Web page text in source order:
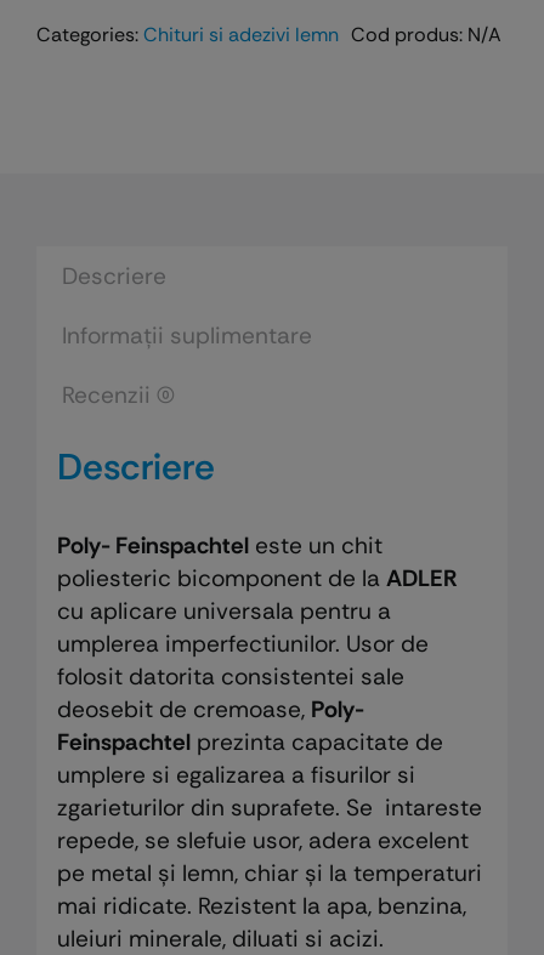
Poly-
Categories:Chituri si adezivi lemn Cod produs: N/A
Descriere
Informații suplimentare
Recenzii (0)
Descriere
Poly- Feinspachteleste un chit
poliesteric bicomponent de la ADLER
cu aplicare universala pentru a
umplerea imperfectiunilor. Usor de
folosit datorita consistentei sale
deosebit de cremoase, Poly-
Feinspachtelprezinta capacitate de
umplere si egalizarea a fisurilor si
zgarieturilor din suprafete. Se intareste
repede, se slefuie usor, adera excelent
pe metal și lemn, chiar și la temperaturi
mai ridicate. Rezistent la apa, benzina,
uleiuri minerale, diluati si acizi.